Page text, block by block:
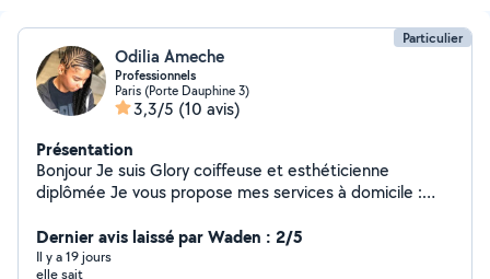
Particulier
Odilia Ameche
Professionnels
Paris (Porte Dauphine 3)
3,3/5 (10 avis)
Présentation
Bonjour Je suis Glory coiffeuse et esthéticienne
diplômée Je vous propose mes services à domicile :
types de cheveux Manucure & pédicure Soins du visage
Relooking & bien-être Menege Babysitting Je me
Dernier avis laissé par Waden : 2/5
Il y a 19 jours
elle sait